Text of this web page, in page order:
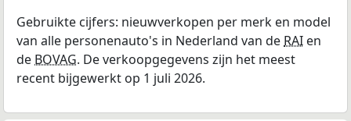
Gebruikte cijfers: nieuwverkopen per merk en model
van alle personenauto's in Nederland van de RAI en
de BOVAG. De verkoopgegevens zijn het meest
recent bijgewerkt op 1 juli 2026.